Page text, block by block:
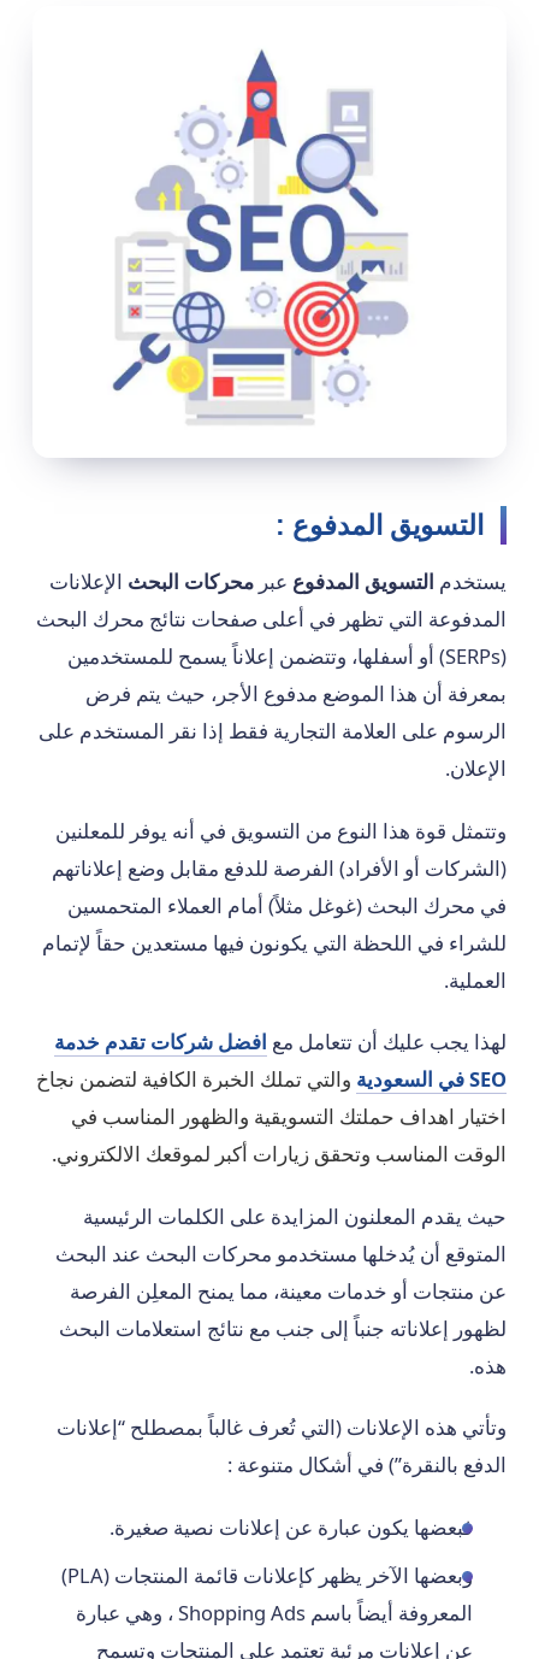
التسويق المدفوع :
يستخدم التسويق المدفوع عبر محركات البحث الإعلانات
المدفوعة التي تظهر في أعلى صفحات نتائج محرك البحث
(SERPs) أو أسفلها، وتتضمن إعلاناً يسمح للمستخدمين
بمعرفة أن هذا الموضع مدفوع الأجر، حيث يتم فرض
الرسوم على العلامة التجارية فقط إذا نقر المستخدم على
الإعلان.
وتتمثل قوة هذا النوع من التسويق في أنه يوفر للمعلنين
(الشركات أو الأفراد) الفرصة للدفع مقابل وضع إعلاناتهم
في محرك البحث (غوغل مثلاً) أمام العملاء المتحمسين
للشراء في اللحظة التي يكونون فيها مستعدين حقاً لإتمام
العملية.
لهذا يجب عليك أن تتعامل مع افضل شركات تقدم خدمة
SEO في السعودية
والتي تملك الخبرة الكافية لتضمن نجاخ
اختيار اهداف حملتك التسويقية والظهور المناسب في
الوقت المناسب وتحقق زيارات أكبر لموقعك الالكتروني.
حيث يقدم المعلنون المزايدة على الكلمات الرئيسية
المتوقع أن يُدخلها مستخدمو محركات البحث عند البحث
عن منتجات أو خدمات معينة، مما يمنح المعلِن الفرصة
لظهور إعلاناته جنباً إلى جنب مع نتائج استعلامات البحث
هذه.
وتأتي هذه الإعلانات (التي تُعرف غالباً بمصطلح “إعلانات
الدفع بالنقرة”) في أشكال متنوعة :
فبعضها يكون عبارة عن إعلانات نصية صغيرة.
وبعضها الآخر يظهر كإعلانات قائمة المنتجات (PLA)
المعروفة أيضاً باسم Shopping Ads ، وهي عبارة
عن إعلانات مرئية تعتمد على المنتجات وتسمح